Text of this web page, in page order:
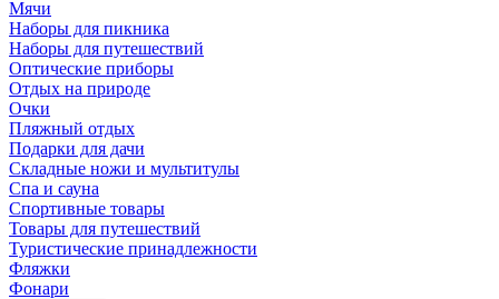
Мячи
Наборы для пикника
Наборы для путешествий
Оптические приборы
Отдых на природе
Очки
Пляжный отдых
Подарки для дачи
Складные ножи и мультитулы
Спа и сауна
Спортивные товары
Товары для путешествий
Туристические принадлежности
Фляжки
Фонари